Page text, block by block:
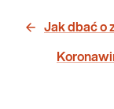
Jak dbać o